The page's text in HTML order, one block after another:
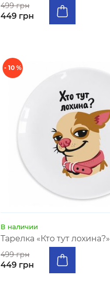
499 грн
449 грн
- 10 %
В наличии
Тарелка «Кто тут лохина?»
499 грн
449 грн